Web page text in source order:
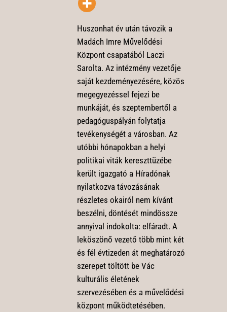
Huszonhat év után távozik a
Madách Imre Művelődési
Központ csapatából Laczi
Sarolta. Az intézmény vezetője
saját kezdeményezésére, közös
megegyezéssel fejezi be
munkáját, és szeptembertől a
pedagóguspályán folytatja
tevékenységét a városban. Az
utóbbi hónapokban a helyi
politikai viták kereszttüzébe
került igazgató a Híradónak
nyilatkozva távozásának
részletes okairól nem kívánt
beszélni, döntését mindössze
annyival indokolta: elfáradt. A
leköszönő vezető több mint két
és fél évtizeden át meghatározó
szerepet töltött be Vác
kulturális életének
szervezésében és a művelődési
központ működtetésében.